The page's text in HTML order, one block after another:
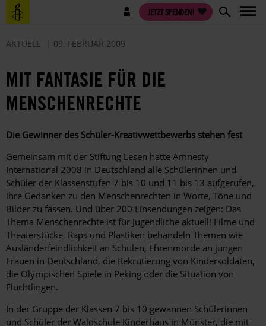
Direkt
zum
Benutzermenü JETZT SPENDEN!
AKTUELL 09. FEBRUAR 2009
MIT FANTASIE FÜR DIE
MENSCHENRECHTE
Die Gewinner des Schüler-Kreativwettbewerbs stehen fest
Gemeinsam mit der Stiftung Lesen hatte Amnesty
International 2008 in Deutschland alle Schülerinnen und
Schüler der Klassenstufen 7 bis 10 und 11 bis 13 aufgerufen,
ihre Gedanken zu den Menschenrechten in Worte, Töne und
Bilder zu fassen. Und über 200 Einsendungen zeigen: Das
Thema Menschenrechte ist für Jugendliche aktuell! Filme und
Theaterstücke, Raps und Plastiken behandeln Themen wie
Ausländerfeindlichkeit an Schulen, Ehrenmorde an jungen
Frauen in Deutschland, die Rekrutierung von Kindersoldaten,
die Olympischen Spiele in Peking oder die Situation von
Flüchtlingen.
In der Gruppe der Klassen 7 bis 10 gewannen Schülerinnen
und Schüler der Waldschule Kinderhaus in Münster, die mit